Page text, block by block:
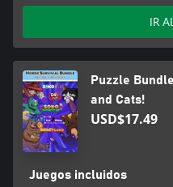
IR
Puzzle
and Cats!
USD$17.49
Juegos incluidos